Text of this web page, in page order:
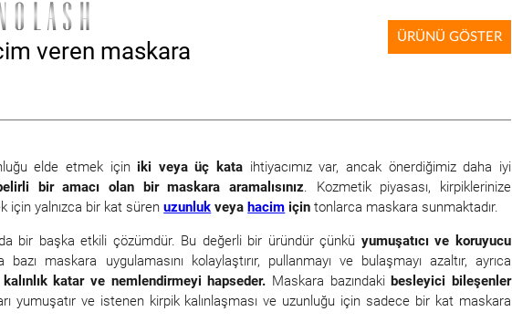
veren maskara
ÜRÜNÜ GÖSTER
elde etmek için iki veya üç kata ihtiyacımız var, ancak önerdiğimiz daha iyi
bir amacı olan bir maskara aramalısınız. Kozmetik piyasası, kirpiklerinize
için yalnızca bir kat sürenuzunluk veyahacim için tonlarca maskara sunmaktadır.
bir başka etkili çözümdür. Bu değerli bir üründür çünkü yumuşatıcı ve koruyucu
maskara uygulamasını kolaylaştırır, pullanmayı ve bulaşmayı azaltır, ayrıca
katar ve nemlendirmeyi hapseder. Maskara bazındakibesleyici bileşenler
yumuşatır ve istenen kirpik kalınlaşması ve uzunluğu için sadece bir kat maskara